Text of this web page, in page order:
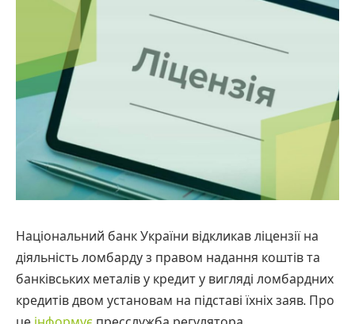
Національний банк України відкликав ліцензії на
діяльність ломбарду з правом надання коштів та
банківських металів у кредит у вигляді ломбардних
кредитів двом установам на підставі їхніх заяв. Про